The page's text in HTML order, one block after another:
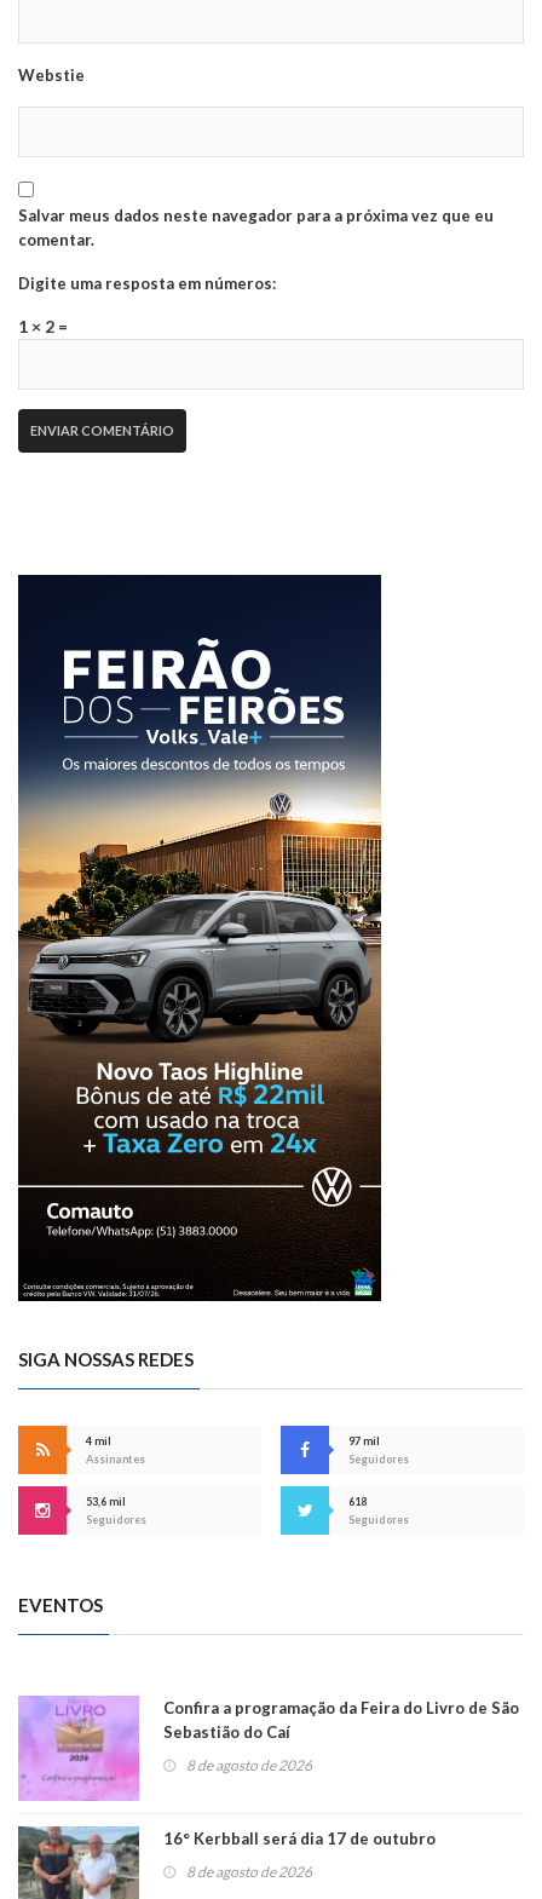
Webstie
Salvar meus dados neste navegador para a próxima vez que eu
comentar.
Digite uma resposta em números:
1 × 2 =
SIGA NOSSAS REDES
4 mil
Assinantes
97 mil
Seguidores
53,6 mil
Seguidores
618
Seguidores
EVENTOS
Confira a programação da Feira do Livro de São
Sebastião do Caí
8 de agosto de 2026
16° Kerbball será dia 17 de outubro
8 de agosto de 2026